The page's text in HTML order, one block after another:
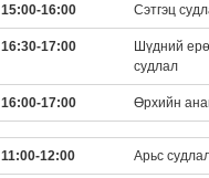
15:00-16:00 Сэтгэц
16:30-17:00
Шүдний
судлал
16:00-17:00 Өрхийн
11:00-12:00 Арьс